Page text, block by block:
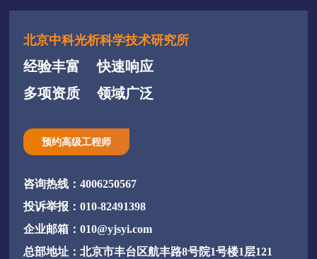
北京中科光析科学技术研究所
经验丰富
快速响应
多项资质
领域广泛
预约高级工程师
咨询热线：4006250567
投诉举报：010-82491398
企业邮箱：010@yjsyi.com
总部地址：北京市丰台区航丰路8号院1号楼1层121